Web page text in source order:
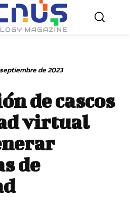
de 2023
de cascos
virtual
de